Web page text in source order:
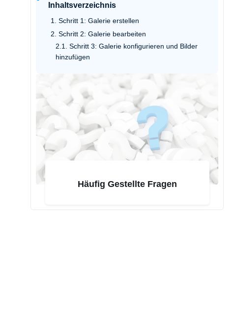
Inhaltsverzeichnis
Schritt 1: Galerie erstellen
Schritt 2: Galerie bearbeiten
Schritt 3: Galerie konfigurieren und Bilder
hinzufügen
Häufig Gestellte Fragen